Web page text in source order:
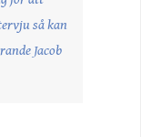
så kan
Jacob